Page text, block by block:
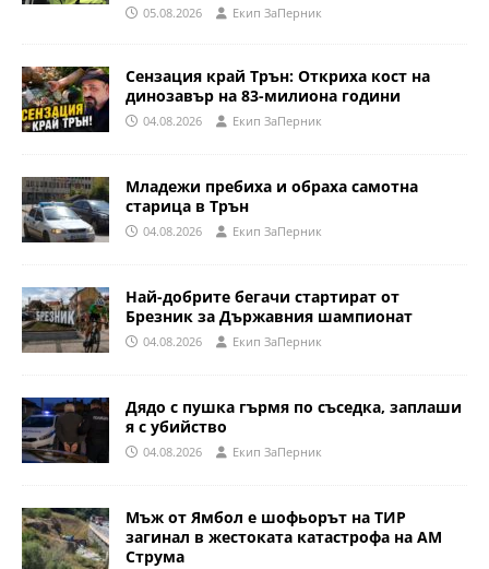
05.08.2026 Eкип ЗаПерник
Сензация край Трън: Откриха кост на
динозавър на 83-милиона години
04.08.2026 Eкип ЗаПерник
Младежи пребиха и обраха самотна
старица в Трън
04.08.2026 Eкип ЗаПерник
Най-добрите бегачи стартират от
Брезник за Държавния шампионат
04.08.2026 Eкип ЗаПерник
Дядо с пушка гърмя по съседка, заплаши
я с убийство
04.08.2026 Eкип ЗаПерник
Мъж от Ямбол е шофьорът на ТИР
загинал в жестоката катастрофа на АМ
Струма